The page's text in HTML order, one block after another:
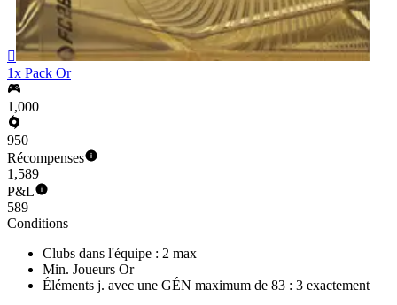

1x Pack Or
1,000
950
Récompenses
1,589
P&L
589
Conditions
Clubs dans l'équipe : 2 max
Min. Joueurs Or
Éléments j. avec une GÉN maximum de 83 : 3 exactement